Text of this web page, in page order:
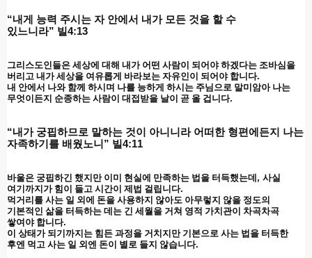
“내게 능력 주시는 자 안에서 내가 모든 것을 할 수
있느니라” 빌4:13
그리스도인들은 세상에 대해 내가 어떤 사람이 되어야 하겠다는 조바심을
버리고 내가 세상을 여유롭게 바라보는 자유인이 되어야 합니다.
내 안에서 나와 함께 하시며 나를 능하게 하시는 주님으로 말미암아 나는
무엇이든지 순종하는 사람이 대접받을 날이 곧 올 겁니다.
“내가 궁핍하므로 말하는 것이 아니니라 어떠한 형편에든지 나는
자족하기를 배웠노니 ” 빌4:11
바울은 궁핍하긴 했지만 이미 현실에 만족하는 법을 터득했는데 , 사실
여기까지가 힘이 들고 시간이 제법 걸립니다.
먹거리를 사는 일 외에 돈을 사용하지 않아도 아무렇지 않을 정도의
기본적인 삶을 터득하는 데는 긴 세월을 거쳐 영적 가치관이 차곡차곡
쌓여야 합니다.
이 상태가 되기까지는 힘든 과정을 거치지만 기본으로 사는 법을 터득한
후엔 먹고 사는 일 외엔 돈이 별로 들지 않습니다.